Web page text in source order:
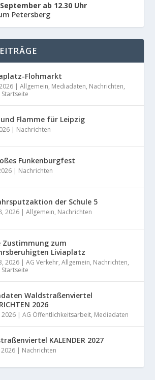
ab 12.30 Uhr
Petersberg
Flohmarkt
|Allgemein, Mediadaten, Nachrichten,
Startseite
und Flamme für Leipzig
| Nachrichten
Funkenburgfest
| Nachrichten
der Schule 5
2026 |Allgemein, Nachrichten
Zustimmung zum
Liviaplatz
2026 |AG Verkehr,Allgemein, Nachrichten,
Startseite
Waldstraßenviertel
2026
2026 |AG Öffentlichkeitsarbeit, Mediadaten
KALENDER 2027
2026 | Nachrichten